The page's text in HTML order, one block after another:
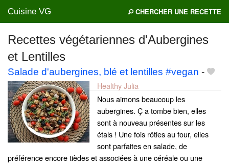
Cuisine VG CHERCHER UNE RECETTE
Recettes végétariennes d'Aubergines
et Lentilles
Salade d'aubergines, blé et lentilles #vegan -
Healthy Julia
Nous aimons beaucoup les
aubergines. Ç a tombe bien, elles
sont à nouveau présentes sur les
étals ! Une fois rôties au four, elles
sont parfaites en salade, de
préférence encore tièdes et associées à une céréale ou une